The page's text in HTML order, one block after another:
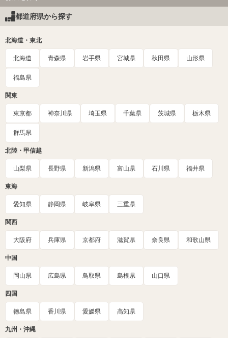
都道府県から探す
北海道・東北
北海道 青森県 岩手県 宮城県 秋田県 山形県
福島県
関東
東京都 神奈川県 埼玉県 千葉県 茨城県 栃木県
群馬県
北陸・甲信越
山梨県 長野県 新潟県 富山県 石川県 福井県
東海
愛知県 静岡県 岐阜県 三重県
関西
大阪府 兵庫県 京都府 滋賀県 奈良県 和歌山県
中国
岡山県 広島県 鳥取県 島根県 山口県
四国
徳島県 香川県 愛媛県 高知県
九州・沖縄